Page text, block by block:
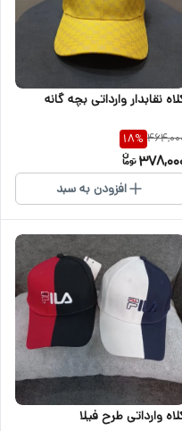
نقابدار وارداتی بچه گانه
18%
افزودن به سبد
وارداتی طرح فیلا